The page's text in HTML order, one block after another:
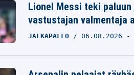
Lionel Messi teki
vastustajan valmentaja
JALKAPALLO 06.08.2026 -